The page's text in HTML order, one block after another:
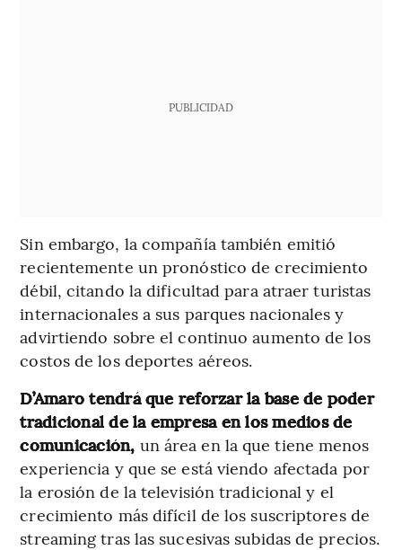
PUBLICIDAD
Sin embargo, la compañía también emitió
recientemente un pronóstico de crecimiento
débil, citando la dificultad para atraer turistas
internacionales a sus parques nacionales y
advirtiendo sobre el continuo aumento de los
costos de los deportes aéreos.
D’Amaro tendrá que reforzar la base de poder
tradicional de la empresa en los medios de
comunicación, un área en la que tiene menos
experiencia y que se está viendo afectada por
la erosión de la televisión tradicional y el
crecimiento más difícil de los suscriptores de
streaming tras las sucesivas subidas de precios.